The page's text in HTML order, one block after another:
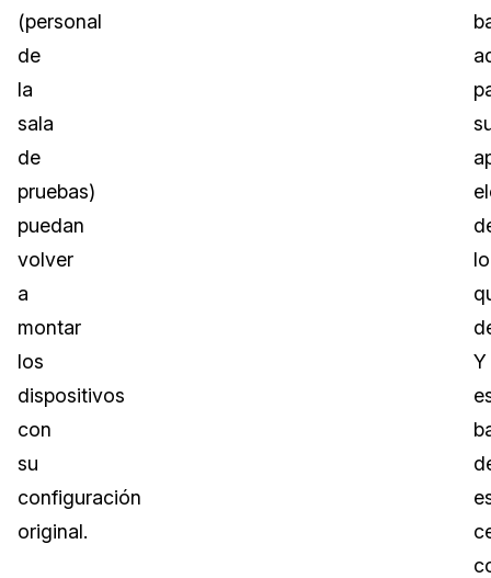
(personal
de
la
sala
de
pruebas)
puedan
volver
a
montar
los
dispositivos
con
su
configuración
original.
lo
Y